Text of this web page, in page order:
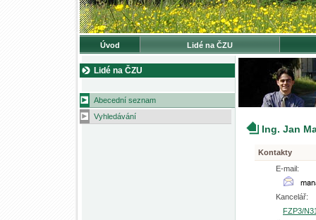
Úvod Lidé na ČZU
Lidé na ČZU
Abecední seznam
Vyhledávání
Ing. Jan
Kontakty
E-mail:
Kancelář:
FZP3/